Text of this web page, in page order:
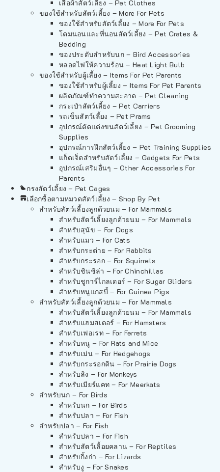
เสื้อผ้าสัตว์เลี้ยง – Pet Clothes
ของใช้สำหรับสัตว์เลี้ยง – More For Pets
ของใช้สำหรับสัตว์เลี้ยง – More For Pets
โดมนอนและที่นอนสัตว์เลี้ยง – Pet Crates &
Bedding
ของประดับสำหรับนก – Bird Accessories
หลอดไฟให้ความร้อน – Heat Light Bulb
ของใช้สำหรับผู้เลี้ยง – Items For Pet Parents
ของใช้สำหรับผู้เลี้ยง – Items For Pet Parents
ผลิตภัณฑ์ทำความสะอาด – Pet Cleaning
กระเป๋าสัตว์เลี้ยง – Pet Carriers
รถเข็นสัตว์เลี้ยง – Pet Prams
อุปกรณ์ตัดแต่งขนสัตว์เลี้ยง – Pet Grooming
Supplies
อุปกรณ์การฝึกสัตว์เลี้ยง – Pet Training Supplies
แก็ดเจ็ตสำหรับสัตว์เลี้ยง – Gadgets For Pets
อุปกรณ์เสริมอื่นๆ – Other Accessories For
Parents
กรงสัตว์เลี้ยง – Pet Cages
เลือกซื้อตามหมวดสัตว์เลี้ยง – Shop By Pet
สำหรับสัตว์เลี้ยงลูกด้วยนม – For Mammals
สำหรับสัตว์เลี้ยงลูกด้วยนม – For Mammals
สำหรับสุนัข – For Dogs
สำหรับแมว – For Cats
สำหรับกระต่าย – For Rabbits
สำหรับกระรอก – For Squirrels
สำหรับชินชิล่า – For Chinchillas
สำหรับชูการ์ไกลเดอร์ – For Sugar Gliders
สำหรับหนูแกสบี้ – For Guinea Pigs
สำหรับสัตว์เลี้ยงลูกด้วยนม – For Mammals
สำหรับสัตว์เลี้ยงลูกด้วยนม – For Mammals
สำหรับแฮมสเตอร์ – For Hamsters
สำหรับเฟอเรท – For Ferrets
สำหรับหนู – For Rats and Mice
สำหรับเม่น – For Hedgehogs
สำหรับกระรอกดิน – For Prairie Dogs
สำหรับลิง – For Monkeys
สำหรับเมียร์แคท – For Meerkats
สำหรับนก – For Birds
สำหรับนก – For Birds
สำหรับปลา – For Fish
สำหรับปลา – For Fish
สำหรับปลา – For Fish
สำหรับสัตว์เลื้อยคลาน – For Reptiles
สำหรับกิ้งก่า – For Lizards
สำหรับงู – For Snakes